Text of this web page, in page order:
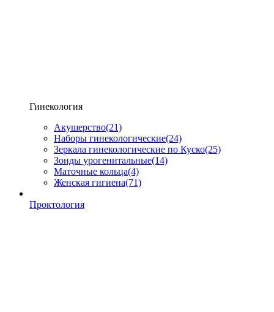
Гинекология
Акушерство(21)
Наборы гинекологические(24)
Зеркала гинекологические по Куско(25)
Зонды урогенитальные(14)
Маточные кольца(4)
Женская гигиена(71)
Проктология